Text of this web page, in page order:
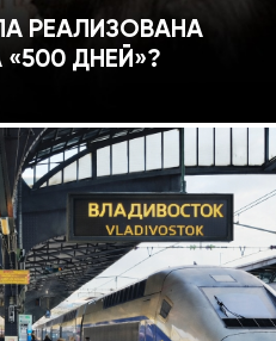
РЕАЛИЗОВАНА
ДНЕЙ»?